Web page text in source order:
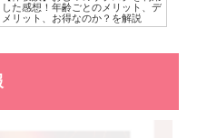
した感想！年齢ごとのメリット、デ
メリット、お得なのか？を解説